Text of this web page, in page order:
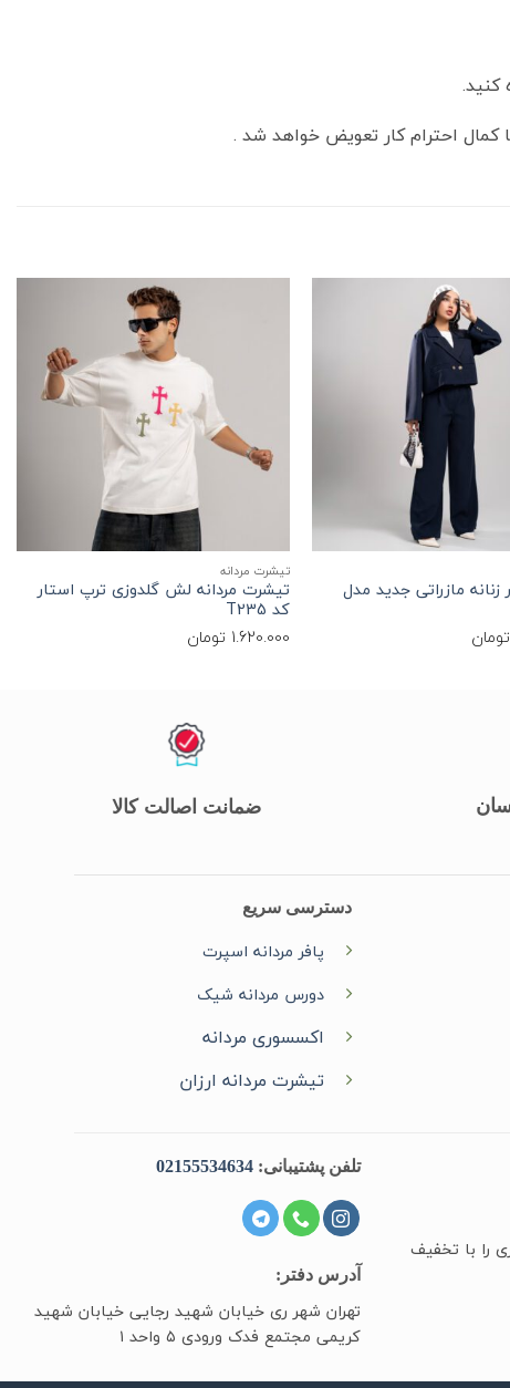
کنید.
احترام کار تعویض خواهد شد .
+
مازراتی جدید مدل
تومان
تیشرت مردانه
تیشرت مردانه لش گلدوزی ترپ استار
کد T235
1.620.000 تومان
ضمانت اصالت کالا
دسترسی سریع
پافر مردانه اسپرت
دورس مردانه شیک
اکسسوری مردانه
تیشرت مردانه ارزان
را با تخفیف
تلفن پشتیبانی: 02155534634
آدرس دفتر:
تهران شهر ری خیابان شهید رجایی خیابان شهید
کریمی مجتمع فدک ورودی ۵ واحد ۱